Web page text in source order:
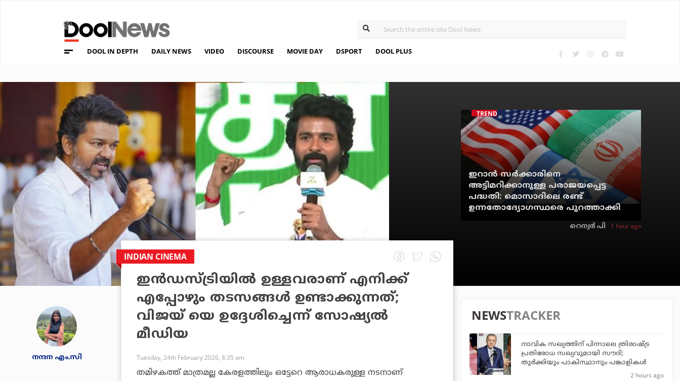
DOOL IN DEPTH DAILY NEWS VIDEO DISCOURSE MOVIE DAY DSPORT DOOL PLUS
TRENDING
ഇറാന്‍ സര്‍ക്കാരിനെ
അട്ടിമറിക്കാനുള്ള പരാജയപ്പെട്ട
പദ്ധതി: മൊസാദിലെ രണ്ട്
ഉന്നതോദ്യോഗസ്ഥരെ പുറത്താക്കി
റെന്വര്‍ പി 1 hour ago
നന്ദന എം.സി
INDIAN CINEMA
ഇന്‍ഡസ്ട്രിയിൽ ഉള്ളവരാണ് എനിക്ക്
എപ്പോഴും തടസങ്ങൾ ഉണ്ടാക്കുന്നത്;
വിജയ് യെ ഉദ്ദേശിച്ചെന്ന് സോഷ്യൽ
മീഡിയ
Tuesday, 24th February 2026, 8:35 am
തമിഴകത്ത് മാത്രമല്ല കേരളത്തിലും ഒട്ടേറെ ആരാധകരുള്ള നടനാണ്
NEWSTRACKER
നാവിക സഖ്യത്തിന് പിന്നാലെ ത്രിരാഷ്ട്ര
പ്രതിരോധ സഖ്യവുമായി സൗദി;
തുര്‍ക്കിയും പാകിസ്ഥാനും പങ്കാളികള്‍
2 hours ago